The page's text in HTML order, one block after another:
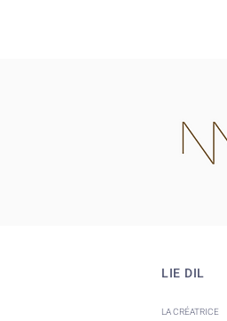
LIE DIL
LA CRÉATRICE